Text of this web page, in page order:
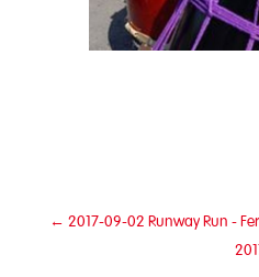
← 2017-09-02 Runway Run -